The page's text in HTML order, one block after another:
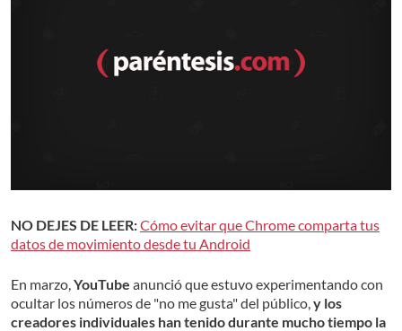
NO DEJES DE LEER:Cómo evitar que Chrome comparta tus
datos de movimiento desde tu Android
En marzo, YouTube anunció que estuvo experimentando con
ocultar los números de "no me gusta" del público, y los
creadores individuales han tenido durante mucho tiempo la